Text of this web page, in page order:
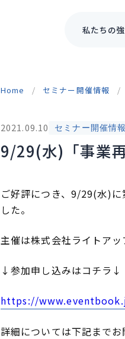
私たちの
Home セミナー開催情報
2021.09.10 セミナー開催情報
9/29(水)「事業
ご好評につき、9/29(水)に
した。
主催は株式会社ライトアッ
↓参加申し込みはコチラ↓
https://
詳細については下記までお